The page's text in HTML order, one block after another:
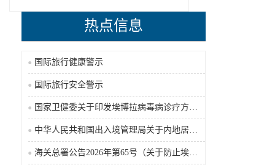
热点信息
国际旅行健康警示
国际旅行安全警示
国家卫健委关于印发埃博拉病毒病诊疗方案（2026年版）的通知
中华人民共和国出入境管理局关于内地居民前往港澳地区定居审批条件的公告（2026-06-30）
海关总署公告2026年第65号（关于防止埃博拉病毒病疫情传入我国的公告）（2026-05-18）